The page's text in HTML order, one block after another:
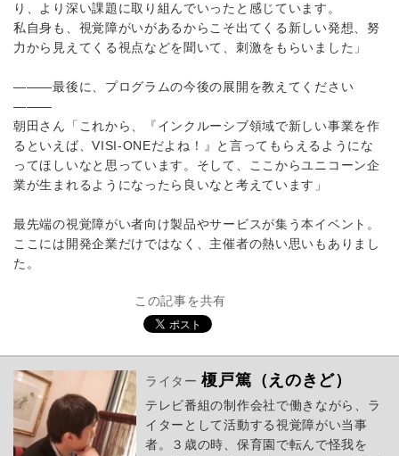
り、より深い課題に取り組んでいったと感じています。
私自身も、視覚障がいがあるからこそ出てくる新しい発想、努
力から見えてくる視点などを聞いて、刺激をもらいました」
―――最後に、プログラムの今後の展開を教えてください
―――
朝田さん「これから、『インクルーシブ領域で新しい事業を作
るといえば、VISI-ONEだよね！』と言ってもらえるようにな
ってほしいなと思っています。そして、ここからユニコーン企
業が生まれるようになったら良いなと考えています」
最先端の視覚障がい者向け製品やサービスが集う本イベント。
ここには開発企業だけではなく、主催者の熱い思いもありまし
た。
この記事を共有
ライター榎戸篤（えのきど）
テレビ番組の制作会社で働きながら、ラ
イターとして活動する視覚障がい当事
者。３歳の時、保育園で転んで怪我を